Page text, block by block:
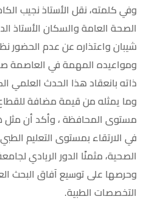
وفي كلمته، نقل الأستاذ نجيب
الصحة العامة والسكان الأستاذ
شيبان واعتذاره عن عدم الحضور
ومواعيده المهمة في العاصمة
ذاته بانعقاد هذا الحدث العلمي
وما يمثله من قيمة مضافة
مستوى المحافظة ، وأكد أن
في الارتقاء بمستوى التعليم
الصحية، مثمنًا الدور الريادي
وحرصها على توسيع آفاق البحث
التخصصات الطبية.